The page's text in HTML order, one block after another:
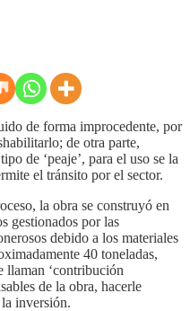
de forma improcedente, por
de otra parte,
de ‘peaje’, para el uso se la
el tránsito por el sector.
la obra se construyó en
gestionados por las
debido a los materiales
40 toneladas,
llaman ‘contribución
de la obra, hacerle
inversión.